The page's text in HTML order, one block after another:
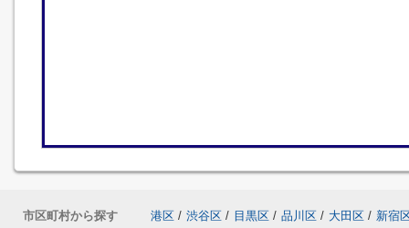
市区町村から探す 港区 / 渋谷区 / 目黒区 / 品川区 / 大田区 / 新宿